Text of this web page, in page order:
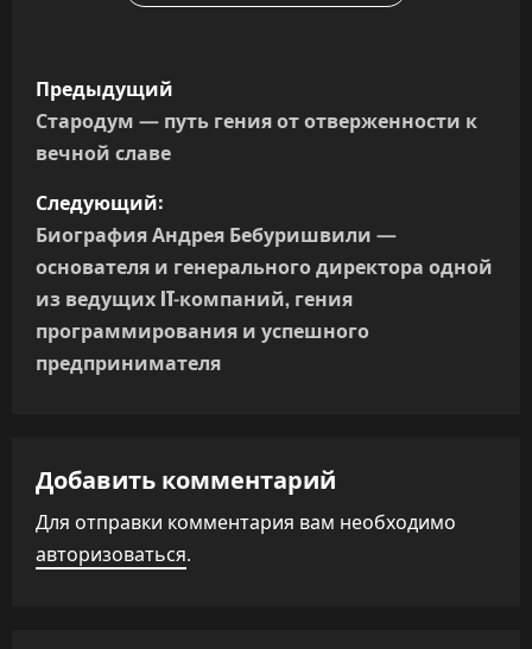
Н
а
в
и
г
а
ц
я
п
о
Предыдущий
Стародум — путь гения от отверженности к
вечной славе
Следующий:
Биография Андрея Бебуришвили —
основателя и генерального директора одной
из ведущих IT-компаний, гения
программирования и успешного
предпринимателя
Добавить комментарий
Для отправки комментария вам необходимо
авторизоваться.